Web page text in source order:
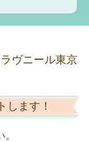
ヴニール東京
します！